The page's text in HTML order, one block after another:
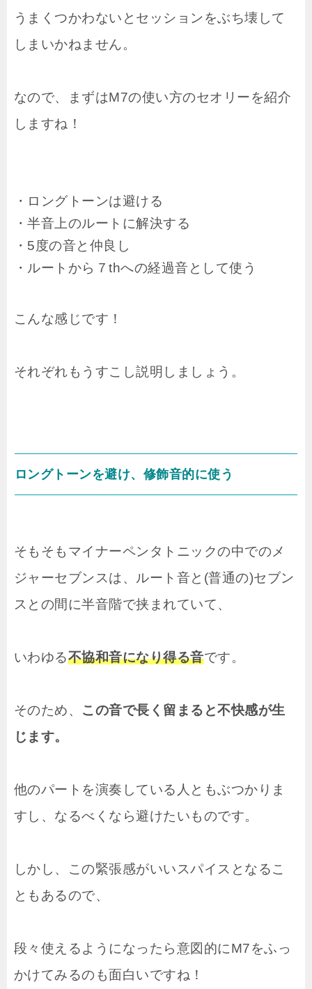
うまくつかわないとセッションをぶち壊して
しまいかねません。
なので、まずはM7の使い方のセオリーを紹介
しますね！
・ロングトーンは避ける
・半音上のルートに解決する
・5度の音と仲良し
・ルートから７thへの経過音として使う
こんな感じです！
それぞれもうすこし説明しましょう。
ロングトーンを避け、修飾音的に使う
そもそもマイナーペンタトニックの中でのメ
ジャーセブンスは、ルート音と(普通の)セブン
スとの間に半音階で挟まれていて、
いわゆる不協和音になり得る音です。
そのため、 この音で長く留まると不快感が生
じます。
他のパートを演奏している人ともぶつかりま
すし、なるべくなら避けたいものです。
しかし、この緊張感がいいスパイスとなるこ
ともあるので、
段々使えるようになったら意図的にM7をふっ
かけてみるのも面白いですね！